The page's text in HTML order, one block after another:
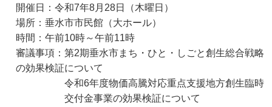
開催日：令和7年8月28日（木曜日）
場所：垂水市市民館（大ホール）
時間：午前10時～午前11時
審議事項：第2期垂水市まち・ひと・しごと創生総合戦略
の効果検証について
令和6年度物価高騰対応重点支援地方創生臨時
交付金事業の効果検証について